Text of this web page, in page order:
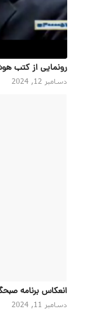
رونمایی از کتب
دسامبر 12, 2024
انعکاس برنامه
دسامبر 11, 2024